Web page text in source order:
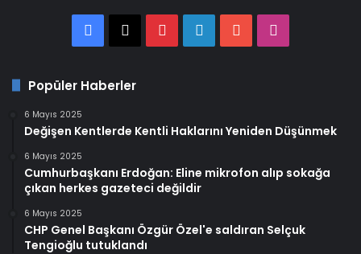
Facebook
X PinterestLinkedInYouTube
Popüler Haberler
6 Mayıs 2025
Değişen Kentlerde Kentli Haklarını Yeniden Düşünmek
6 Mayıs 2025
Cumhurbaşkanı Erdoğan: Eline mikrofon alıp sokağa
çıkan herkes gazeteci değildir
6 Mayıs 2025
CHP Genel Başkanı Özgür Özel'e saldıran Selçuk
Tengioğlu tutuklandı